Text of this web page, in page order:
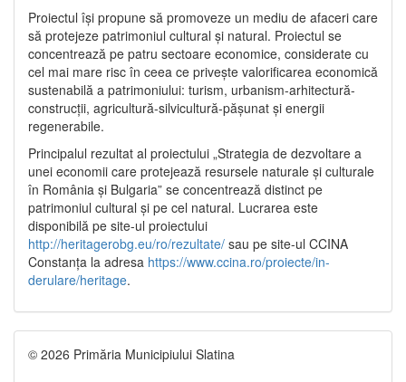
Proiectul își propune să promoveze un mediu de afaceri care
să protejeze patrimoniul cultural și natural. Proiectul se
concentrează pe patru sectoare economice, considerate cu
cel mai mare risc în ceea ce privește valorificarea economică
sustenabilă a patrimoniului: turism, urbanism-arhitectură-
construcții, agricultură-silvicultură-pășunat și energii
regenerabile.
Principalul rezultat al proiectului „Strategia de dezvoltare a
unei economii care protejează resursele naturale și culturale
în România și Bulgaria” se concentrează distinct pe
patrimoniul cultural și pe cel natural. Lucrarea este
disponibilă pe site-ul proiectului
http://heritagerobg.eu/ro/rezultate/ sau pe site-ul CCINA
Constanța la adresa https://www.ccina.ro/proiecte/in-
derulare/heritage.
© 2026 Primăria Municipiului Slatina